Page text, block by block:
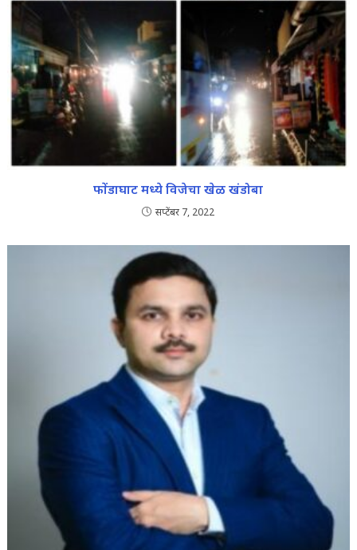
फोंडाघाट मध्ये विजेचा खेळ खंडोबा
सप्टेंबर 7, 2022